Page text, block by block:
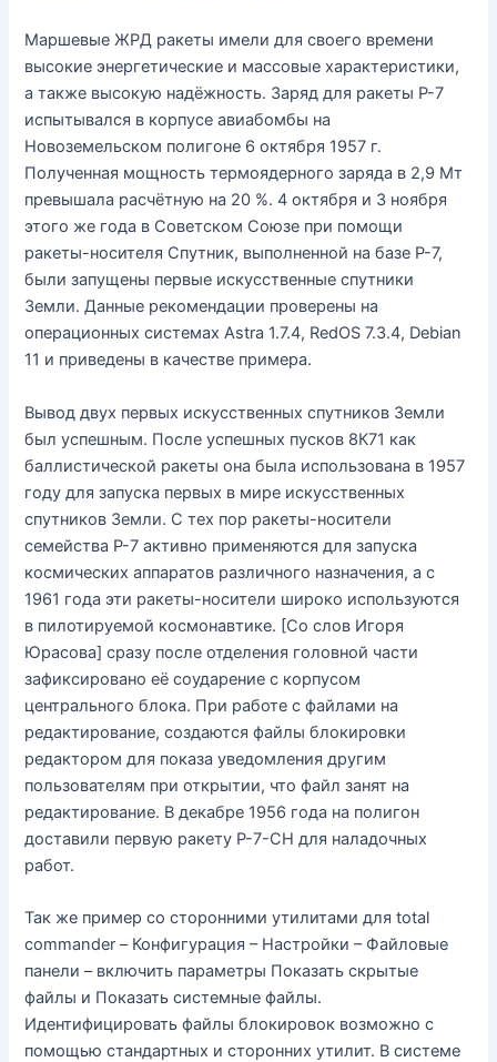
Маршевые ЖРД ракеты имели для своего времени
высокие энергетические и массовые характеристики,
а также высокую надёжность. Заряд для ракеты Р-7
испытывался в корпусе авиабомбы на
Новоземельском полигоне 6 октября 1957 г.
Полученная мощность термоядерного заряда в 2,9 Мт
превышала расчётную на 20 %. 4 октября и 3 ноября
этого же года в Советском Союзе при помощи
ракеты-носителя Спутник, выполненной на базе Р-7,
были запущены первые искусственные спутники
Земли. Данные рекомендации проверены на
операционных системах Astra 1.7.4, RedOS 7.3.4, Debian
11 и приведены в качестве примера.
Вывод двух первых искусственных спутников Земли
был успешным. После успешных пусков 8К71 как
баллистической ракеты она была использована в 1957
году для запуска первых в мире искусственных
спутников Земли. С тех пор ракеты-носители
семейства Р-7 активно применяются для запуска
космических аппаратов различного назначения, а с
1961 года эти ракеты-носители широко используются
в пилотируемой космонавтике. [Со слов Игоря
Юрасова] сразу после отделения головной части
зафиксировано её соударение с корпусом
центрального блока. При работе с файлами на
редактирование, создаются файлы блокировки
редактором для показа уведомления другим
пользователям при открытии, что файл занят на
редактирование. В декабре 1956 года на полигон
доставили первую ракету Р-7-СН для наладочных
работ.
Так же пример со сторонними утилитами для total
commander – Конфигурация – Настройки – Файловые
панели – включить параметры Показать скрытые
файлы и Показать системные файлы.
Идентифицировать файлы блокировок возможно с
помощью стандартных и сторонних утилит. В системе